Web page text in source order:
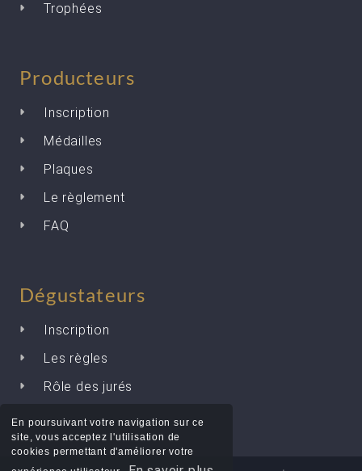
En poursuivant votre navigation sur ce
site, vous acceptez l'utilisation de
cookies permettant d'améliorer votre
Trophées
Producteurs
Inscription
Médailles
Plaques
Le règlement
FAQ
Dégustateurs
Inscription
Les règles
Rôle des jurés